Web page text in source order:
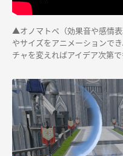
▲オノマトペ（効果音や感情
やサイズをアニメーションで
チャを変えればアイデア次第